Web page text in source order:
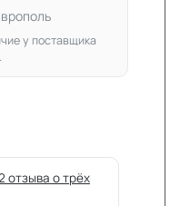
у поставщика
.
отзыва о трёх